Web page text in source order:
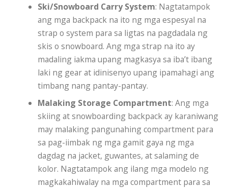
Ski/Snowboard Carry System: Nagtatampok
ang mga backpack na ito ng mga espesyal na
strap o system para sa ligtas na pagdadala ng
skis o snowboard. Ang mga strap na ito ay
madaling iakma upang magkasya sa iba’t ibang
laki ng gear at idinisenyo upang ipamahagi ang
timbang nang pantay-pantay.
Malaking Storage Compartment: Ang mga
skiing at snowboarding backpack ay karaniwang
may malaking pangunahing compartment para
sa pag-iimbak ng mga gamit gaya ng mga
dagdag na jacket, guwantes, at salaming de
kolor. Nagtatampok ang ilang mga modelo ng
magkakahiwalay na mga compartment para sa